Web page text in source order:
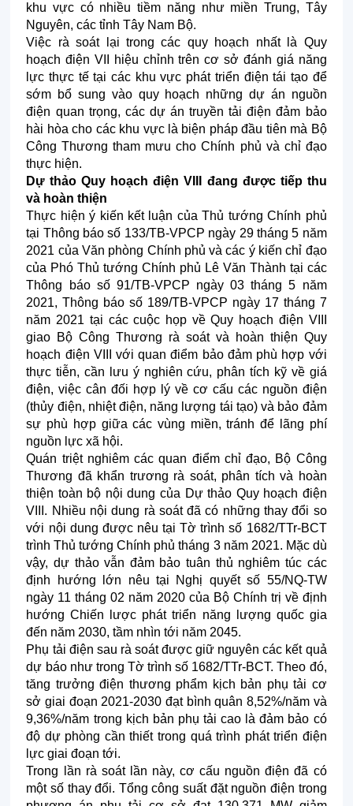
khu vực có nhiều tiềm năng như miền Trung, Tây
Nguyên, các tỉnh Tây Nam Bộ.
Việc rà soát lại trong các quy hoạch nhất là Quy
hoạch điện VII hiệu chỉnh trên cơ sở đánh giá năng
lực thực tế tại các khu vực phát triển điện tái tạo để
sớm bổ sung vào quy hoạch những dự án nguồn
điện quan trọng, các dự án truyền tải điện đảm bảo
hài hòa cho các khu vực là biện pháp đầu tiên mà Bộ
Công Thương tham mưu cho Chính phủ và chỉ đạo
thực hiện.
Dự thảo Quy hoạch điện VIII đang được tiếp thu
và hoàn thiện
Thực hiện ý kiến kết luận của Thủ tướng Chính phủ
tại Thông báo số 133/TB-VPCP ngày 29 tháng 5 năm
2021 của Văn phòng Chính phủ và các ý kiến chỉ đạo
của Phó Thủ tướng Chính phủ Lê Văn Thành tại các
Thông báo số 91/TB-VPCP ngày 03 tháng 5 năm
2021, Thông báo số 189/TB-VPCP ngày 17 tháng 7
năm 2021 tại các cuộc họp về Quy hoạch điện VIII
giao Bộ Công Thương rà soát và hoàn thiện Quy
hoạch điện VIII với quan điểm bảo đảm phù hợp với
thực tiễn, cần lưu ý nghiên cứu, phân tích kỹ về giá
điện, việc cân đối hợp lý về cơ cấu các nguồn điện
(thủy điện, nhiệt điện, năng lượng tái tạo) và bảo đảm
sự phù hợp giữa các vùng miền, tránh để lãng phí
nguồn lực xã hội.
Quán triệt nghiêm các quan điểm chỉ đạo, Bộ Công
Thương đã khẩn trương rà soát, phân tích và hoàn
thiện toàn bộ nội dung của Dự thảo Quy hoạch điện
VIII. Nhiều nội dung rà soát đã có những thay đổi so
với nội dung được nêu tại Tờ trình số 1682/TTr-BCT
trình Thủ tướng Chính phủ tháng 3 năm 2021. Mặc dù
vậy, dự thảo vẫn đảm bảo tuân thủ nghiêm túc các
định hướng lớn nêu tại Nghị quyết số 55/NQ-TW
ngày 11 tháng 02 năm 2020 của Bộ Chính trị về định
hướng Chiến lược phát triển năng lượng quốc gia
đến năm 2030, tầm nhìn tới năm 2045.
Phụ tải điện sau rà soát được giữ nguyên các kết quả
dự báo như trong Tờ trình số 1682/TTr-BCT. Theo đó,
tăng trưởng điện thương phẩm kịch bản phụ tải cơ
sở giai đoạn 2021-2030 đạt bình quân 8,52%/năm và
9,36%/năm trong kịch bản phụ tải cao là đảm bảo có
độ dự phòng cần thiết trong quá trình phát triển điện
lực giai đoạn tới.
Trong lần rà soát lần này, cơ cấu nguồn điện đã có
một số thay đổi. Tổng công suất đặt nguồn điện trong